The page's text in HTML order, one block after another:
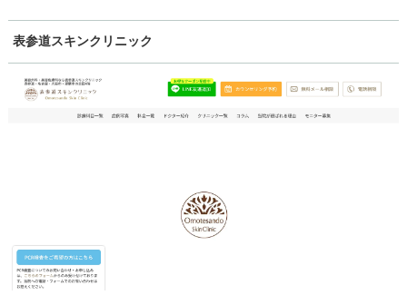
表参道スキンクリニック